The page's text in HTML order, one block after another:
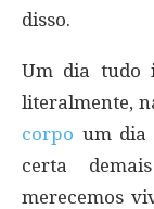
disso.
Um dia tudo
literalmente,
corpo um dia
certa
merecemos